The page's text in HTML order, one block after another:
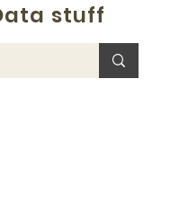
stuff